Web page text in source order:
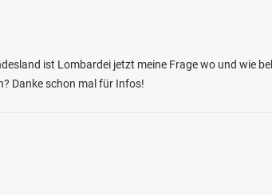
FV Rinchnach
ist Lombardei jetzt meine Frage wo und wie
Danke schon mal für Infos!